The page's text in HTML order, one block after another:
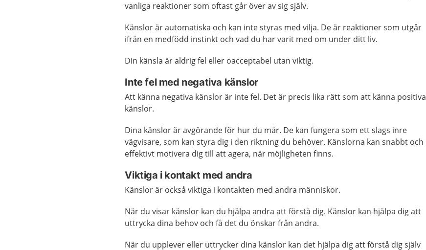
vanliga reaktioner som oftast går över av sig själv.
Känslor är automatiska och kan inte styras med vilja. De är reaktioner som utgår
ifrån en medfödd instinkt och vad du har varit med om under ditt liv.
Din känsla är aldrig fel eller oacceptabel utan viktig.
Inte fel med negativa känslor
Att känna negativa känslor är inte fel. Det är precis lika rätt som att känna positiva
känslor.
Dina känslor är avgörande för hur du mår. De kan fungera som ett slags inre
vägvisare, som kan styra dig i den riktning du behöver. Känslorna kan snabbt och
effektivt motivera dig till att agera, när möjligheten finns.
Viktiga i kontakt med andra
Känslor är också viktiga i kontakten med andra människor.
När du visar känslor kan du hjälpa andra att förstå dig. Känslor kan hjälpa dig att
uttrycka dina behov och få det du önskar från andra.
När du upplever eller uttrycker dina känslor kan det hjälpa dig att förstå dig själv